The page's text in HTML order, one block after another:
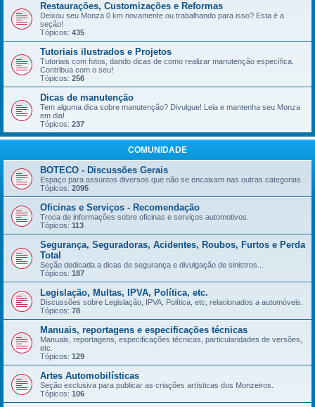
Restaurações, Customizações e Reformas
Deixou seu Monza 0 km novamente ou trabalhando para isso? Esta é a
seção!
Tópicos: 435
Tutoriais ilustrados e Projetos
Tutoriais com fotos, dando dicas de como realizar manutenção específica.
Contribua com o seu!
Tópicos: 256
Dicas de manutenção
Tem alguma dica sobre manutenção? Divulgue! Leia e mantenha seu Monza
em dia!
Tópicos: 237
COMUNIDADE
BOTECO - Discussões Gerais
Espaço para assuntos diversos que não se encaixam nas outras categorias.
Tópicos: 2095
Oficinas e Serviços - Recomendação
Troca de informações sobre oficinas e serviços automotivos.
Tópicos: 113
Segurança, Seguradoras, Acidentes, Roubos, Furtos e Perda
Total
Seção dedicada a dicas de segurança e divulgação de sinistros...
Tópicos: 187
Legislação, Multas, IPVA, Política, etc.
Discussões sobre Legislação, IPVA, Política, etc, relacionados a automóveis.
Tópicos: 78
Manuais, reportagens e especificações técnicas
Manuais, reportagens, especificações técnicas, particularidades de versões,
etc.
Tópicos: 129
Artes Automobilísticas
Seção exclusiva para publicar as criações artísticas dos Monzeiros.
Tópicos: 106